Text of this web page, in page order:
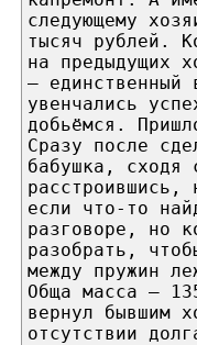
следующему
тысяч рублей.
на предыдущих
— единственный
увенчались
добьёмся.
Сразу после
бабушка, сходя
если что-то
разговоре, но
разобрать,
между пружин
Обща масса —
вернул бывшим
отсутствии